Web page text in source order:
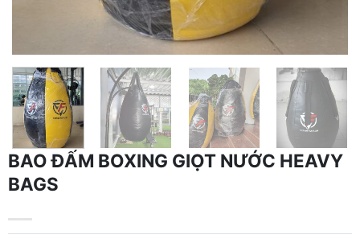
BAO ĐẤM BOXING GIỌT NƯỚC HEAVY
BAGS